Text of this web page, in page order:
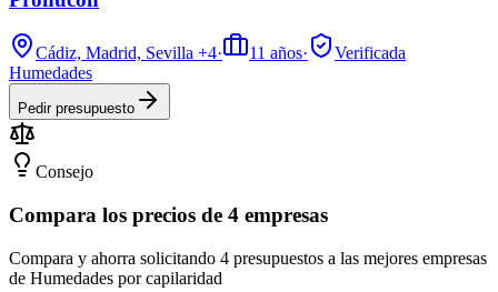
Cádiz, Madrid, Sevilla +4· 11 años·
Verificada
Humedades
Pedir presupuesto
Consejo
Compara los precios de 4 empresas
Compara y ahorra solicitando 4 presupuestos a las mejores empresas
de Humedades por capilaridad